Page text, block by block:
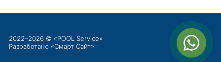
2022–2026 © «POOL Service»
Разработано «Смарт Сайт»